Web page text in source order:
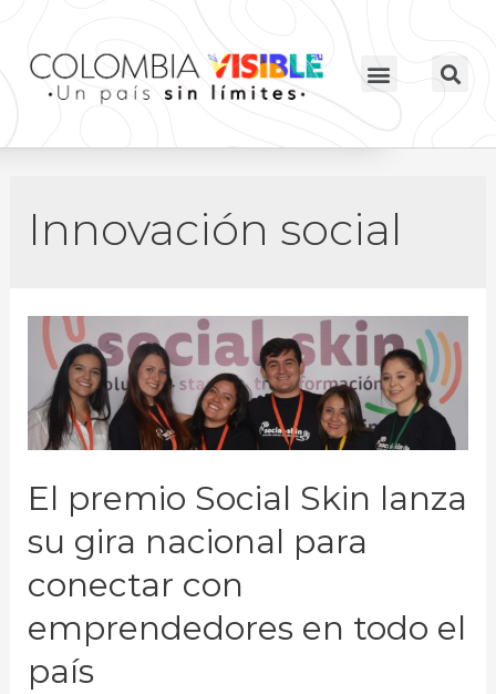
Innovación social
El premio Social Skin lanza
su gira nacional para
conectar con
emprendedores en todo el
país